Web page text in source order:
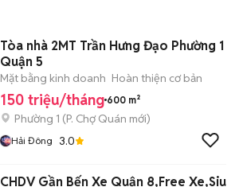
Tòa nhà 2MT Trần Hưng Đạo Phường 1
Quận 5
Mặt bằng kinh doanh Hoàn thiện cơ bản
150 triệu/tháng 600 m²
Phường 1 (P. Chợ Quán mới)
Hải Đông 3.0
CHDV Gần Bến Xe Quận 8,Free Xe,Siu